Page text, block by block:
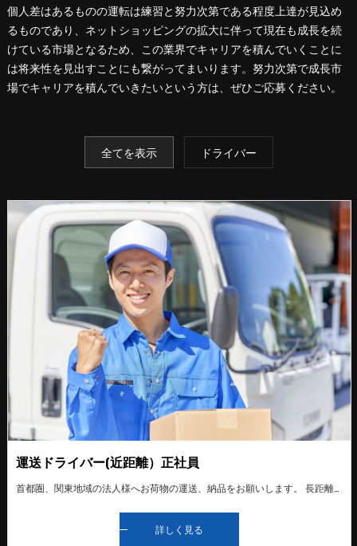
個人差はあるものの運転は練習と努力次第である程度上達が見込め
るものであり、ネットショッピングの拡大に伴って現在も成長を続
けている市場となるため、この業界でキャリアを積んでいくことに
は将来性を見出すことにも繋がってまいります。努力次第で成長市
場でキャリアを積んでいきたいという方は、ぜひご応募ください。
全てを表示 ドライバー
運送ドライバー(近距離）正社員
首都圏、関東地域の法人様へお荷物の運送、納品をお願いします。 長距離運送もたまにあります。 入社時にはベテランドライバーに同乗する形で、研修を行います。未経験者の方でも少しずつ仕事を覚えていただけるので安心です。 中型免許や運行管理者資格など、仕事に必要な免許や資格の取得費用を全て会社が負担します（条件有り） スタッフ一同仲が良く和気あいあいとしております。
詳しく見る